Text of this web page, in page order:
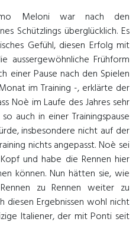
Meloni war nach den
Schützlings überglücklich. Es
Gefühl, diesen Erfolg mit
aussergewöhnliche Frühform
einer Pause nach den Spielen
im Training -, erklärte der
Noè im Laufe des Jahres sehr
auch in einer Trainingspause
insbesondere nicht auf der
nichts angepasst. Noè sei
und habe die Rennen hier
können. Nun hätten sie, wie
zu Rennen weiter zu
diesen Ergebnissen wohl nicht
Italiener, der mit Ponti seit